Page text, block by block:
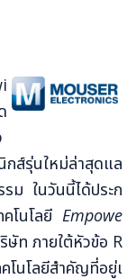
กส์รุ่นใหม่ล่าสุดแล
ม ในวันนี้ได้ประก
โนโลยี Empowe
ท ภายใต้หัวข้อ R
โนโลยีสำคัญที่อยู่เ